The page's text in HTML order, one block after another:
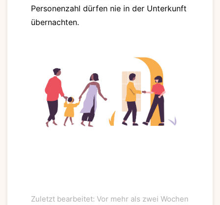
Personenzahl dürfen nie in der Unterkunft
übernachten.
Zuletzt bearbeitet: Vor mehr als zwei Wochen